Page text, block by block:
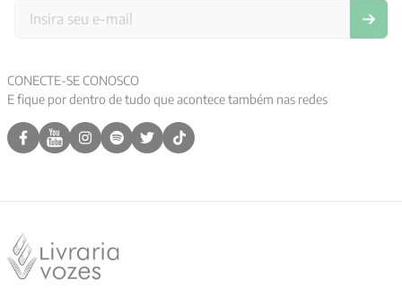
CONECTE-SE CONOSCO
E fique por dentro de tudo que acontece também nas redes